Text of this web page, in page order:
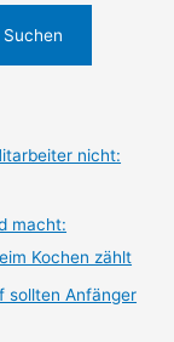
Suchen
nicht:
macht:
Kochen zählt
sollten Anfänger